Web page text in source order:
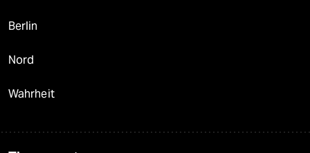
Berlin
Nord
Wahrheit